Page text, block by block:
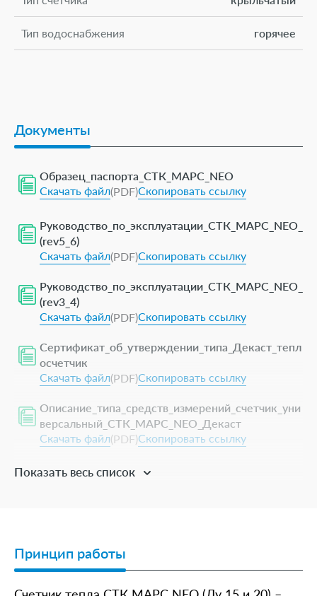
Тип водоснабжения горячее
Диапазон температуры измеряемой
среды, °С
+105
Присоединение к трубопроводу
Умный счетчик
Материал корпуса латунь
Минимальный расход Qmin, м³/ч (класс А)
Минимальный расход Qmin, м³/ч (класс В) -
Минимальный расход Qmin, м³/ч (класс С)
Максимальный расход Qmax, м³/ч 2
Межповерочный интервал, лет
Минимальный расход Qmin, м³/ч
Документы
Образец_паспорта_СТК_МАРС_NEO
Скачать файл(PDF)Скопировать ссылку
Руководство_по_эксплуатации_СТК_МАРС_NEO_
(rev5_6)
Скачать файл(PDF)Скопировать ссылку
Руководство_по_эксплуатации_СТК_МАРС_NEO_
(rev3_4)
Скачать файл(PDF)Скопировать ссылку
Сертификат_об_утверждении_типа_Декаст_тепл
осчетчик
Скачать файл(PDF)Скопировать ссылку
Описание_типа_средств_измерений_счетчик_уни
версальный_СТК_МАРС_NEO_Декаст
Скачать файл(PDF)Скопировать ссылку
Показать весь список
Принцип работы